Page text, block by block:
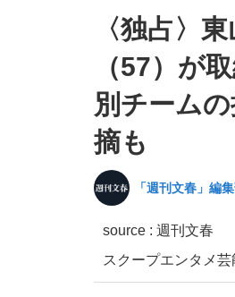
〈独占〉
（57）が
別チーム
摘も
「週刊文春」編
source : 週刊文春
スクープエンタメ芸